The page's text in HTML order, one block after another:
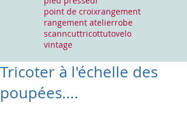
point de croixrangement
rangement atelierrobe
scanncuttricottutovelo
vintage
Tricoter à l'échelle des
poupées....